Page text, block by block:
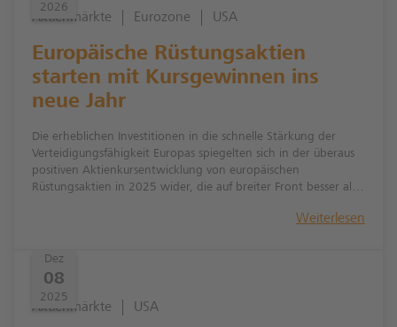
2026
Aktienmärkte Eurozone USA
Europäische Rüstungsaktien
starten mit Kursgewinnen ins
neue Jahr
Die erheblichen Investitionen in die schnelle Stärkung der
Verteidigungsfähigkeit Europas spiegelten sich in der überaus
positiven Aktienkursentwicklung von europäischen
Rüstungsaktien in 2025 wider, die auf breiter Front besser als
mit einer Fortsetzung des erhöhten Militärausgabeniveaus
Weiterlesen
Dez
08
2025
Aktienmärkte USA